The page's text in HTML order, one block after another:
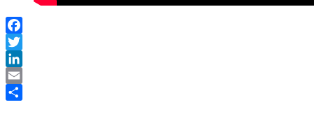
Facebook
Twitter
LinkedIn
Email